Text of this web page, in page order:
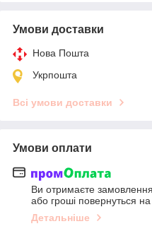
Умови доставки
Нова Пошта
Укрпошта
Всі умови доставки
Умови оплати
Ви отримаєте замовлення
або гроші повернуться
Детальніше